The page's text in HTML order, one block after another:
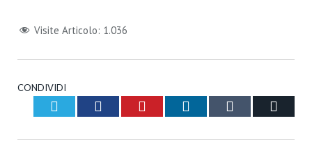
Visite Articolo: 1.036
CONDIVIDI
Twitter Facebook Pinterest LinkedIn Tumblr